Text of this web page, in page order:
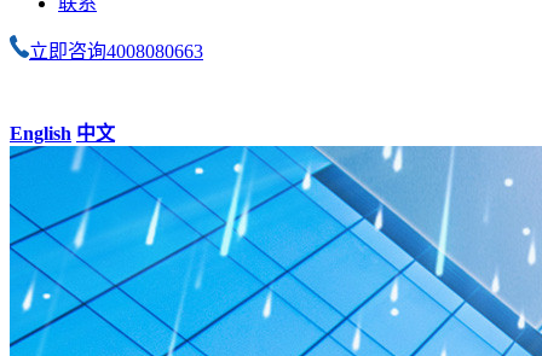
立即咨询4008080663
English 中文